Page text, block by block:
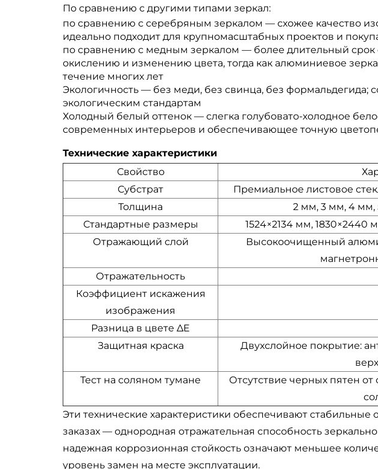
По сравнению с другими типами зеркал:
по сравнению с серебряным зеркалом — схожее качество
идеально подходит для крупномасштабных проектов и
по сравнению с медным зеркалом — более длительный
окислению и изменению цвета, тогда как алюминиевое
течение многих лет
Экологичность — без меди, без свинца, без формальдегида;
экологическим стандартам
Холодный белый оттенок — слегка голубовато-холодное
современных интерьеров и обеспечивающее точную
Технические характеристики
Свойство
Субстрат
Премиальное листовое
Толщина
2 мм, 3 мм, 4 мм,
Стандартные размеры
1524×2134 мм, 1830×2440
Отражающий слой
Высокоочищенный
Отражательность
Коэффициент искажения
изображения
Разница в цвете ΔE
Защитная краска
Двухслойное покрытие:
Тест на соляном тумане
Отсутствие черных пятен
Эти технические характеристики обеспечивают стабильные
заказах — однородная отражательная способность
надежная коррозионная стойкость означают меньшее
уровень замен на месте эксплуатации.